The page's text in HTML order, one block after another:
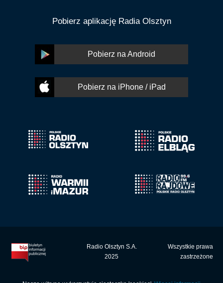
Pobierz aplikację Radia Olsztyn
Pobierz na Android
Pobierz na iPhone / iPad
Radio Olsztyn S.A.
2025
Wszystkie prawa
zastrzeżone